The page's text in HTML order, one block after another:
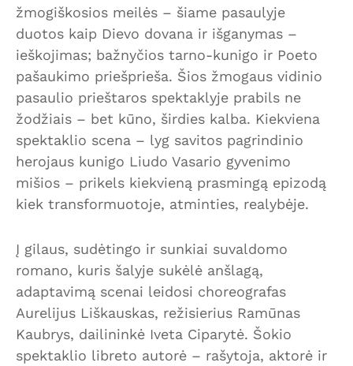
žmogiškosios meilės – šiame pasaulyje
duotos kaip Dievo dovana ir išganymas –
ieškojimas; bažnyčios tarno-kunigo ir Poeto
pašaukimo priešprieša. Šios žmogaus vidinio
pasaulio prieštaros spektaklyje prabils ne
žodžiais – bet kūno, širdies kalba. Kiekviena
spektaklio scena – lyg savitos pagrindinio
herojaus kunigo Liudo Vasario gyvenimo
mišios – prikels kiekvieną prasmingą epizodą
kiek transformuotoje, atminties, realybėje.
Į gilaus, sudėtingo ir sunkiai suvaldomo
romano, kuris šalyje sukėlė anšlagą,
adaptavimą scenai leidosi choreografas
Aurelijus Liškauskas, režisierius Ramūnas
Kaubrys, dailininkė Iveta Ciparytė. Šokio
spektaklio libreto autorė – rašytoja, aktorė ir